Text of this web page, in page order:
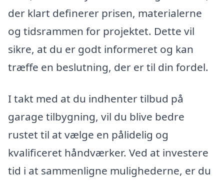
der klart definerer prisen, materialerne
og tidsrammen for projektet. Dette vil
sikre, at du er godt informeret og kan
træffe en beslutning, der er til din fordel.
I takt med at du indhenter tilbud på
garage tilbygning, vil du blive bedre
rustet til at vælge en pålidelig og
kvalificeret håndværker. Ved at investere
tid i at sammenligne mulighederne, er du